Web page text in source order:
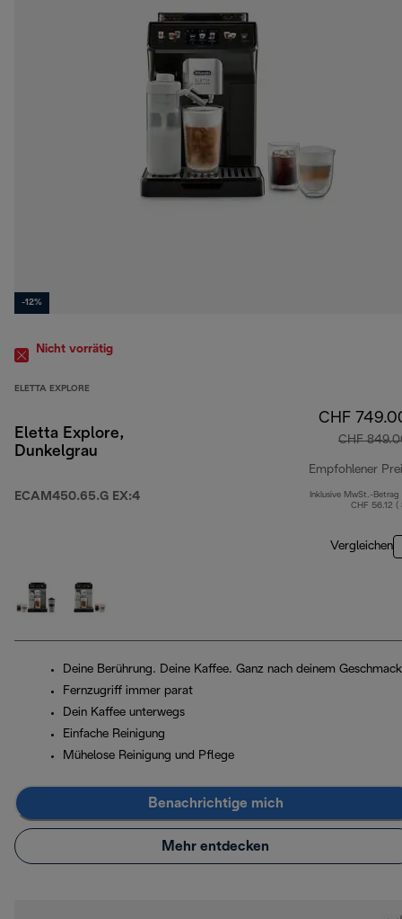
-12%
Nicht vorrätig
ELETTA EXPLORE
Eletta Explore,
Dunkelgrau
ECAM450.65.G EX:4
CHF
CHF
Empfohlener
Inklusive MwSt.-Betrag
CHF 56.12 (
Vergleichen
Deine Berührung. Deine Kaffee. Ganz nach deinem
Fernzugriff immer parat
Dein Kaffee unterwegs
Einfache Reinigung
Mühelose Reinigung und Pflege
Benachrichtige mich
Mehr entdecken